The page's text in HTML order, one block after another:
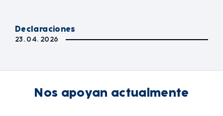
Declaraciones
23. 04. 2026
Nos apoyan actualmente